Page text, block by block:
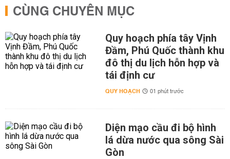
CÙNG CHUYÊN MỤC
Quy hoạch phía tây Vịnh
Đầm, Phú Quốc thành khu
đô thị du lịch hỗn hợp và
tái định cư
QUY HOẠCH 01 phút trước
Diện mạo cầu đi bộ hình
lá dừa nước qua sông Sài
Gòn